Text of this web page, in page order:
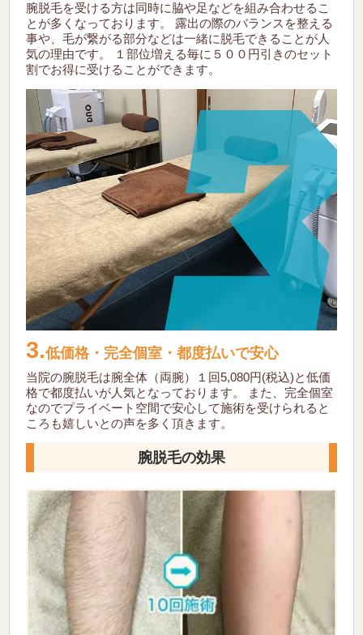
腕脱毛を受ける方は同時に脇や足などを組み合わせるこ
とが多くなっております。
露出の際のバランスを整える
事や、毛が繋がる部分などは一緒に脱毛できることが人
気の理由です。
１部位増える毎に５００円引きのセット
割でお得に受けることができます。
3.低価格・完全個室・都度払いで安心
当院の腕脱毛は腕全体（両腕）１回5,080円(税込)と低価
格で都度払いが人気となっております。
また、完全個室
なのでプライベート空間で安心して施術を受けられると
ころも嬉しいとの声を多く頂きます。
腕脱毛の効果